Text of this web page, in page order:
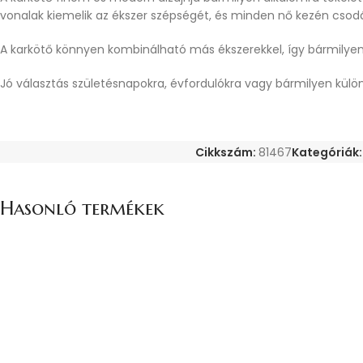
vonalak kiemelik az ékszer szépségét, és minden nő kezén
A karkötő könnyen kombinálható más ékszerekkel, így
Jó választás születésnapokra, évfordulókra vagy bármilyen
Cikkszám: 81467Kategóriák:
Hasonló termékek